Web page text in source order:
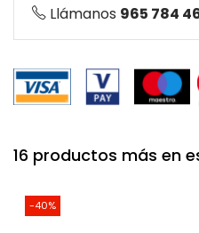
Llámanos 965 784
16 productos más en
-40%